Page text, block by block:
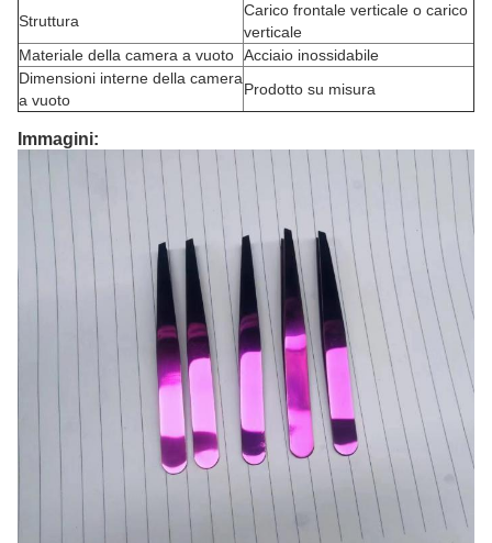
Struttura
Carico frontale verticale o carico
verticale
Materiale della camera a vuoto Acciaio inossidabile
Dimensioni interne della camera
a vuoto
Prodotto su misura
Immagini: